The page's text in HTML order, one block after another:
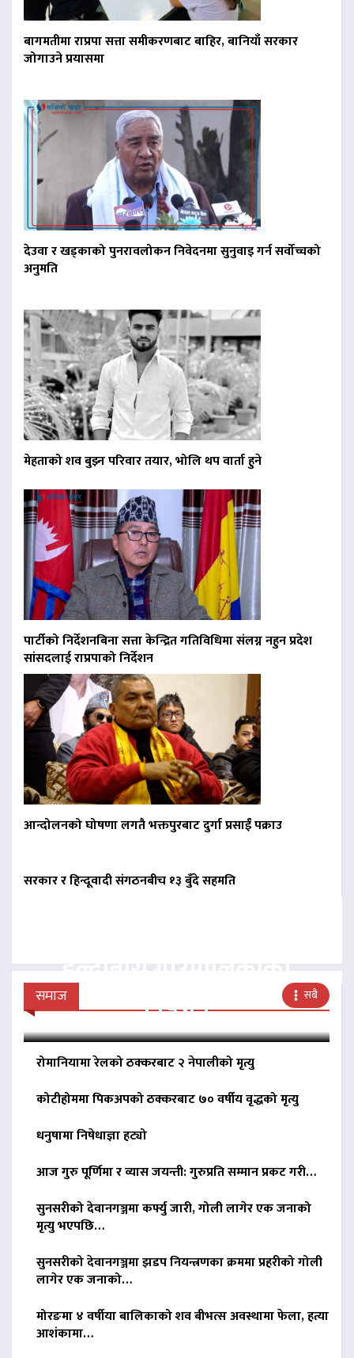
बागमतीमा राप्रपा सत्ता समीकरणबाट बाहिर, बानियाँ सरकार
जोगाउने प्रयासमा
देउवा र खड्काको पुनरावलोकन निवेदनमा सुनुवाइ गर्न सर्वोच्चको
अनुमति
मेहताको शव बुझ्न परिवार तयार, भोलि थप वार्ता हुने
पार्टीको निर्देशनबिना सत्ता केन्द्रित गतिविधिमा संलग्न नहुन प्रदेश
सांसदलाई राप्रपाको निर्देशन
आन्दोलनको घोषणा लगतै भक्तपुरबाट दुर्गा प्रसाईं पक्राउ
सरकार र हिन्दूवादी संगठनबीच १३ बुँदे सहमति
समाज सबै
बिना दर्ता सञ्चालित
निर्देशन
रोमानियामा रेलको ठक्करबाट २ नेपालीको मृत्यु
कोटीहोममा पिकअपको ठक्करबाट ७० वर्षीय वृद्धको मृत्यु
धनुषामा निषेधाज्ञा हट्यो
आज गुरु पूर्णिमा र व्यास जयन्ती: गुरुप्रति सम्मान प्रकट गरी…
सुनसरीको देवानगञ्जमा कर्फ्यु जारी, गोली लागेर एक जनाको
मृत्यु भएपछि…
सुनसरीको देवानगञ्जमा झडप नियन्त्रणका क्रममा प्रहरीको गोली
लागेर एक जनाको…
मोरङमा ४ वर्षीया बालिकाको शव बीभत्स अवस्थामा फेला, हत्या
आशंकामा…